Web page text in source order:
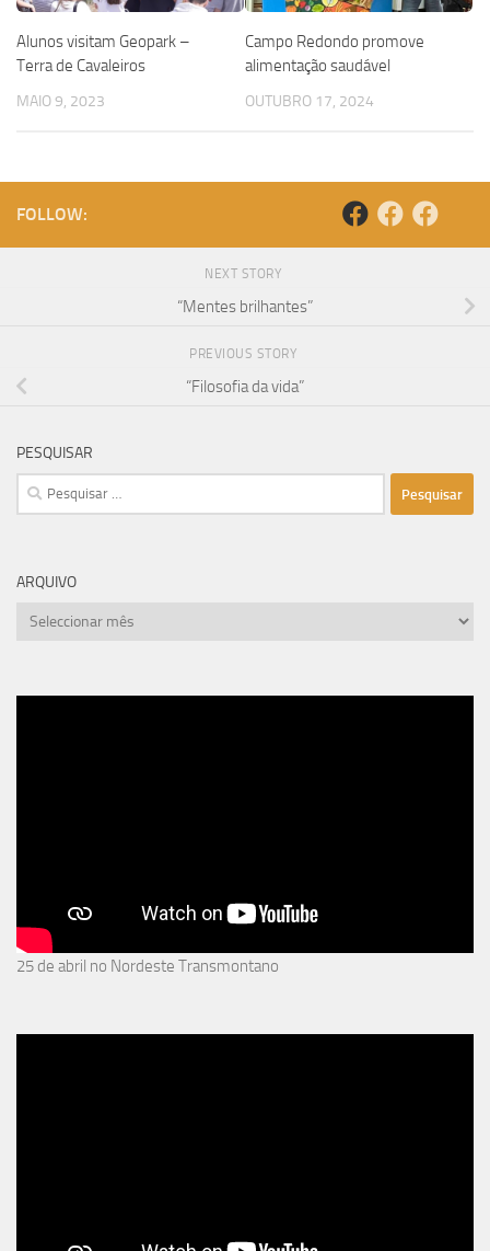
Alunos visitam Geopark –
Terra de Cavaleiros
MAIO 9, 2023
Campo Redondo promove
alimentação saudável
OUTUBRO 17, 2024
FOLLOW:
NEXT STORY
“Mentes brilhantes”
PREVIOUS STORY
“Filosofia da vida”
PESQUISAR
Pesquisar
por:
ARQUIVO
arquivo
25 de abril no Nordeste Transmontano